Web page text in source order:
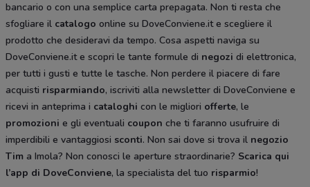
bancario o con una semplice carta prepagata. Non ti resta che
sfogliare il catalogo online su DoveConviene.it e scegliere il
prodotto che desideravi da tempo. Cosa aspetti naviga su
DoveConviene.it e scopri le tante formule di negozi di elettronica,
per tutti i gusti e tutte le tasche. Non perdere il piacere di fare
acquisti risparmiando, iscriviti alla newsletter di DoveConviene e
ricevi in anteprima i cataloghi con le migliori offerte, le
promozioni e gli eventuali coupon che ti faranno usufruire di
imperdibili e vantaggiosi sconti. Non sai dove si trova il negozio
Tim a Imola? Non conosci le aperture straordinarie? Scarica qui
l’app di DoveConviene, la specialista del tuo risparmio!